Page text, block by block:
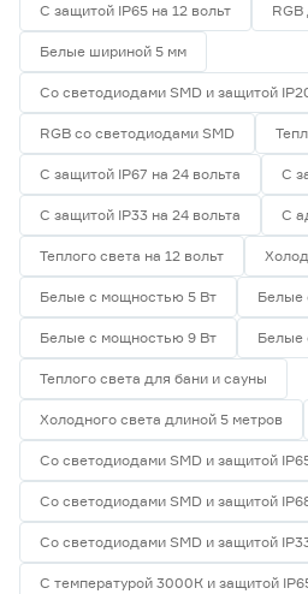
С защитой IP65 на 12 вольт
Белые шириной 5 мм
Со светодиодами SMD и защитой
RGB со светодиодами SMD
С защитой IP67 на 24 вольта С
С защитой IP33 на 24 вольта С
Теплого света на 12 вольт
Белые с мощностью 5 Вт Белые
Белые с мощностью 9 Вт Белые
Теплого света для бани и сауны
Холодного света длиной 5 метров
Со светодиодами SMD и защитой
Со светодиодами SMD и защитой
Со светодиодами SMD и защитой
С температурой 3000К и защитой